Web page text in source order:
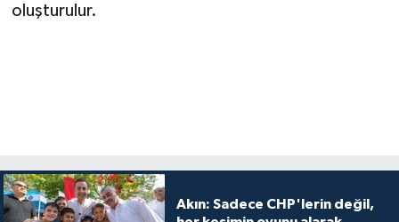
oluşturulur.
Akın: Sadece CHP'lerin değil,